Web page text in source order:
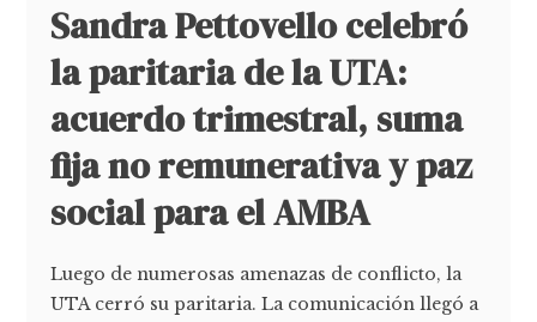
Sandra Pettovello celebró
la paritaria de la UTA:
acuerdo trimestral, suma
fija no remunerativa y paz
social para el AMBA
Luego de numerosas amenazas de conflicto, la
UTA cerró su paritaria. La comunicación llegó a